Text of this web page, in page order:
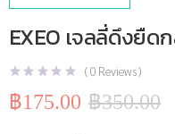
EXEO เจลลี่ดึงยืด
(0 Reviews )
฿350.00
Original
฿175.00
Current